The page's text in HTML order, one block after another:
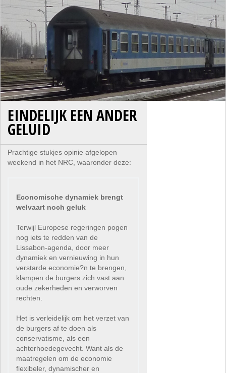
EINDELIJK EEN ANDER
GELUID
Prachtige stukjes opinie afgelopen
weekend in het NRC, waaronder deze:
Economische dynamiek brengt
welvaart noch geluk
Terwijl Europese regeringen pogen
nog iets te redden van de
Lissabon-agenda, door meer
dynamiek en vernieuwing in hun
verstarde economie?n te brengen,
klampen de burgers zich vast aan
oude zekerheden en verworven
rechten.
Het is verleidelijk om het verzet van
de burgers af te doen als
conservatisme, als een
achterhoedegevecht. Want als de
maatregelen om de economie
flexibeler, dynamischer en